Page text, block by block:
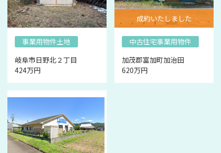
事業用物件土地
岐阜市日野北２丁目
424万円
成約いたしました
中古住宅事業用物件
加茂郡富加町加治田
620万円